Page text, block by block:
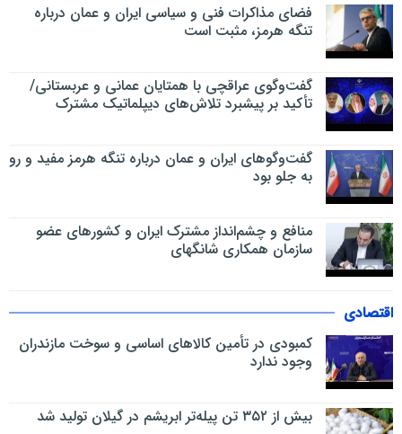
فضای مذاکرات فنی و سیاسی ایران و عمان درباره
تنگه هرمز، مثبت است
گفت‌وگوی عراقچی با همتایان عمانی و عربستانی/
تأکید بر پیشبرد تلاش‌های دیپلماتیک مشترک
گفت‌وگوهای ایران و عمان درباره تنگه هرمز مفید و رو
به جلو بود
منافع و چشم‌انداز مشترک ایران و کشورهای عضو
سازمان همکاری شانگهای
اقتصادی
کمبودی در تأمین کالاهای اساسی و سوخت مازندران
وجود ندارد
بیش از ۳۵۲ تن پیله‌تر ابریشم در گیلان تولید شد